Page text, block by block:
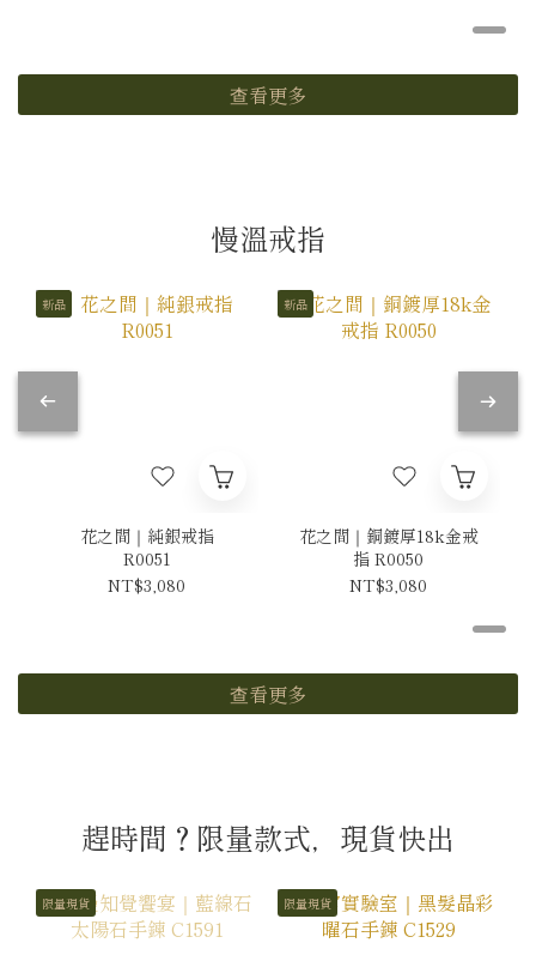
查看更多
慢溫戒指
新品
花之間｜純銀戒指
R0051
NT$3,080
新品
花之間｜銅鍍厚18k金戒
指 R0050
NT$3,080
查看更多
趕時間？限量款式，現貨快出
限量現貨 限量現貨